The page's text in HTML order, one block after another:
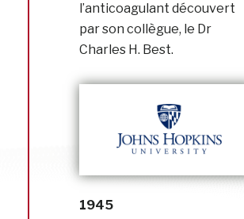
l’anticoagulant découvert
par son collègue, le Dr
Charles H. Best.
1945